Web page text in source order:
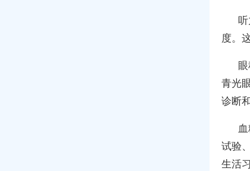
度。
青光
诊断
试验
生活